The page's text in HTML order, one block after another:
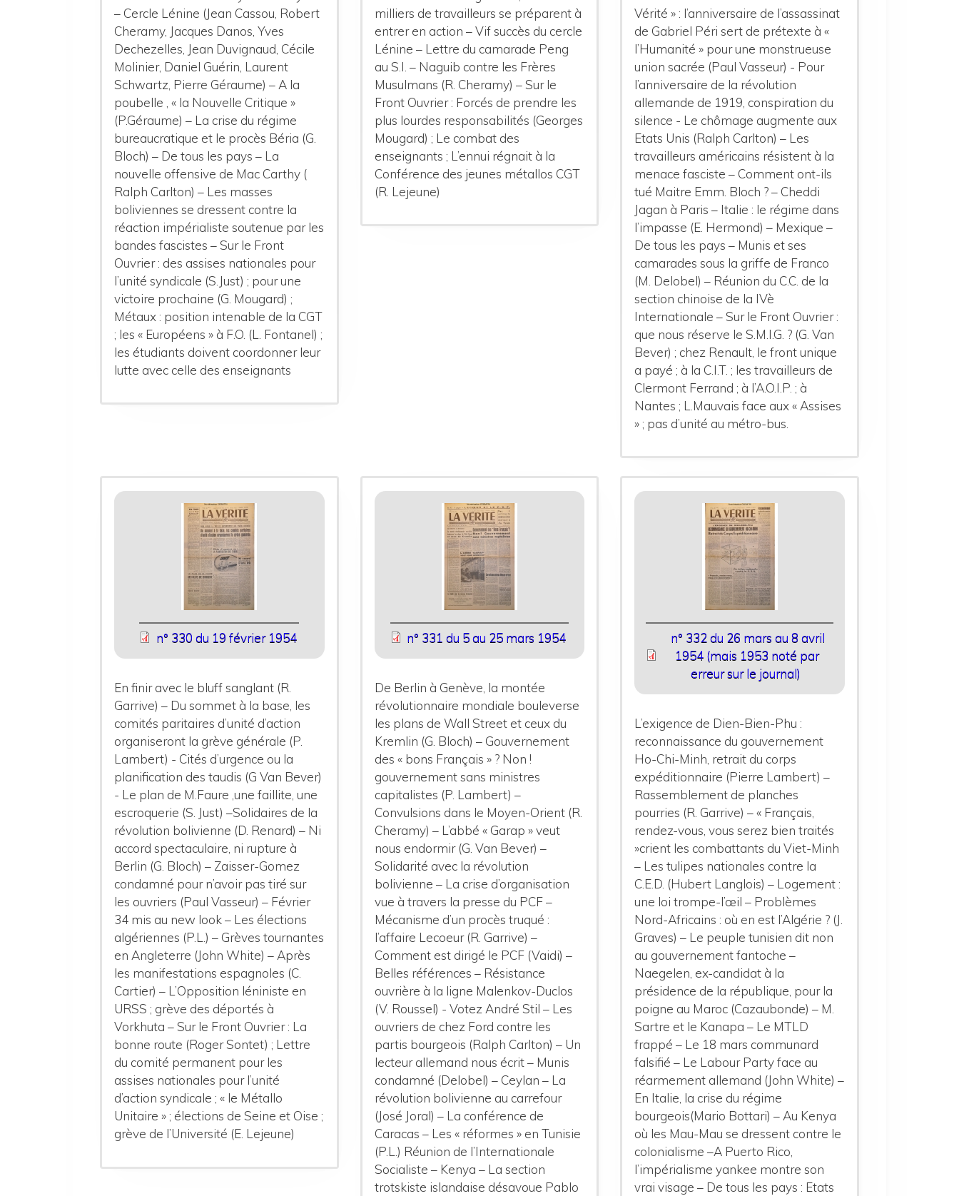
– Cercle Lénine (Jean Cassou, Robert
Cheramy, Jacques Danos, Yves
Dechezelles, Jean Duvignaud, Cécile
Molinier, Daniel Guérin, Laurent
Schwartz, Pierre Géraume) – A la
poubelle , « la Nouvelle Critique »
(P.Géraume) – La crise du régime
bureaucratique et le procès Béria (G.
Bloch) – De tous les pays – La
nouvelle offensive de Mac Carthy (
Ralph Carlton) – Les masses
boliviennes se dressent contre la
réaction impérialiste soutenue par les
bandes fascistes – Sur le Front
Ouvrier : des assises nationales pour
l’unité syndicale (S.Just) ; pour une
victoire prochaine (G. Mougard) ;
Métaux : position intenable de la CGT
; les « Européens » à F.O. (L. Fontanel) ;
les étudiants doivent coordonner leur
lutte avec celle des enseignants
milliers de travailleurs se préparent à
entrer en action – Vif succès du cercle
Lénine – Lettre du camarade Peng
au S.I. – Naguib contre les Frères
Musulmans (R. Cheramy) – Sur le
Front Ouvrier : Forcés de prendre les
plus lourdes responsabilités (Georges
Mougard) ; Le combat des
enseignants ; L’ennui régnait à la
Conférence des jeunes métallos CGT
(R. Lejeune)
Vérité » : l’anniversaire de l’assassinat
de Gabriel Péri sert de prétexte à «
l’Humanité » pour une monstrueuse
union sacrée (Paul Vasseur) - Pour
l’anniversaire de la révolution
allemande de 1919, conspiration du
silence - Le chômage augmente aux
Etats Unis (Ralph Carlton) – Les
travailleurs américains résistent à la
menace fasciste – Comment ont-ils
tué Maitre Emm. Bloch ? – Cheddi
Jagan à Paris – Italie : le régime dans
l’impasse (E. Hermond) – Mexique –
De tous les pays – Munis et ses
camarades sous la griffe de Franco
(M. Delobel) – Réunion du C.C. de la
section chinoise de la IVè
Internationale – Sur le Front Ouvrier :
que nous réserve le S.M.I.G. ? (G. Van
Bever) ; chez Renault, le front unique
a payé ; à la C.I.T. ; les travailleurs de
Clermont Ferrand ; à l’A.O.I.P. ; à
Nantes ; L.Mauvais face aux « Assises
» ; pas d’unité au métro-bus.
n° 330 du 19 février 1954
En finir avec le bluff sanglant (R.
Garrive) – Du sommet à la base, les
comités paritaires d’unité d’action
organiseront la grève générale (P.
Lambert) - Cités d’urgence ou la
planification des taudis (G Van Bever)
- Le plan de M.Faure ,une faillite, une
escroquerie (S. Just) –Solidaires de la
révolution bolivienne (D. Renard) – Ni
accord spectaculaire, ni rupture à
Berlin (G. Bloch) – Zaisser-Gomez
condamné pour n’avoir pas tiré sur
les ouvriers (Paul Vasseur) – Février
34 mis au new look – Les élections
algériennes (P.L.) – Grèves tournantes
en Angleterre (John White) – Après
les manifestations espagnoles (C.
Cartier) – L’Opposition léniniste en
URSS ; grève des déportés à
Vorkhuta – Sur le Front Ouvrier : La
bonne route (Roger Sontet) ; Lettre
du comité permanent pour les
assises nationales pour l’unité
d’action syndicale ; « le Métallo
Unitaire » ; élections de Seine et Oise ;
grève de l’Université (E. Lejeune)
n° 331 du 5 au 25 mars 1954
De Berlin à Genève, la montée
révolutionnaire mondiale bouleverse
les plans de Wall Street et ceux du
Kremlin (G. Bloch) – Gouvernement
des « bons Français » ? Non !
gouvernement sans ministres
capitalistes (P. Lambert) –
Convulsions dans le Moyen-Orient (R.
Cheramy) – L’abbé « Garap » veut
nous endormir (G. Van Bever) –
Solidarité avec la révolution
bolivienne – La crise d’organisation
vue à travers la presse du PCF –
Mécanisme d’un procès truqué :
l’affaire Lecoeur (R. Garrive) –
Comment est dirigé le PCF (Vaidi) –
Belles références – Résistance
ouvrière à la ligne Malenkov-Duclos
(V. Roussel) - Votez André Stil – Les
ouvriers de chez Ford contre les
partis bourgeois (Ralph Carlton) – Un
lecteur allemand nous écrit – Munis
condamné (Delobel) – Ceylan – La
révolution bolivienne au carrefour
(José Joral) – La conférence de
Caracas – Les « réformes » en Tunisie
(P.L.) Réunion de l’Internationale
Socialiste – Kenya – La section
trotskiste islandaise désavoue Pablo
n° 332 du 26 mars au 8 avril
1954 (mais 1953 noté par
erreur sur le journal)
L’exigence de Dien-Bien-Phu :
reconnaissance du gouvernement
Ho-Chi-Minh, retrait du corps
expéditionnaire (Pierre Lambert) –
Rassemblement de planches
pourries (R. Garrive) – « Français,
rendez-vous, vous serez bien traités
»crient les combattants du Viet-Minh
– Les tulipes nationales contre la
C.E.D. (Hubert Langlois) – Logement :
une loi trompe-l’œil – Problèmes
Nord-Africains : où en est l’Algérie ? (J.
Graves) – Le peuple tunisien dit non
au gouvernement fantoche –
Naegelen, ex-candidat à la
présidence de la république, pour la
poigne au Maroc (Cazaubonde) – M.
Sartre et le Kanapa – Le MTLD
frappé – Le 18 mars communard
falsifié – Le Labour Party face au
réarmement allemand (John White) –
En Italie, la crise du régime
bourgeois(Mario Bottari) – Au Kenya
où les Mau-Mau se dressent contre le
colonialisme –A Puerto Rico,
l’impérialisme yankee montre son
vrai visage – De tous les pays : Etats